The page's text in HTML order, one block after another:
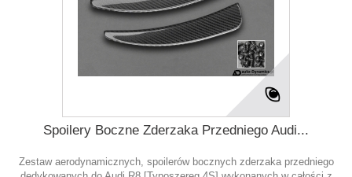
Spoilery Boczne Zderzaka Przedniego Audi...
Zestaw aerodynamicznych, spoilerów bocznych zderzaka przedniego